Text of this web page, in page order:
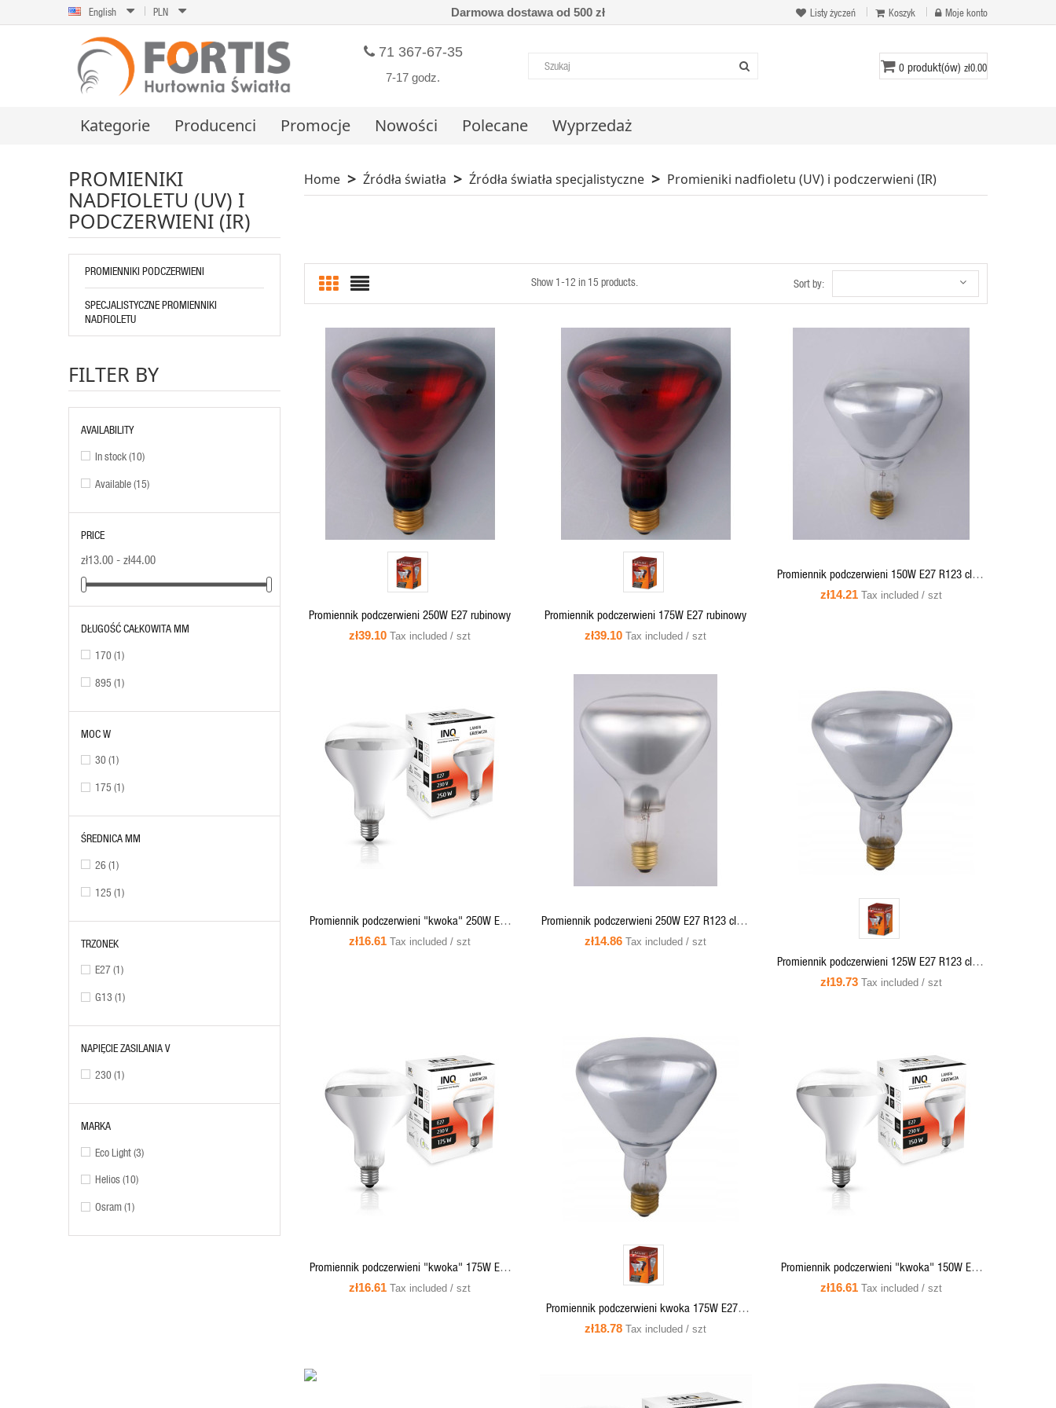
English PLN Darmowa dostawa od 500 zł Listy życzeń Koszyk Moje konto
71 367-67-35
7-17 godz.
0 produkt(ów) zł0.00
Kategorie Producenci Promocje Nowości Polecane Wyprzedaż
PROMIENIKI
NADFIOLETU (UV) I
PODCZERWIENI (IR)
PROMIENNIKI PODCZERWIENI
SPECJALISTYCZNE PROMIENNIKI
NADFIOLETU
FILTER BY
AVAILABILITY
In stock(10)
Available(15)
PRICE
zł13.00 - zł44.00
DŁUGOŚĆ CAŁKOWITA MM
170(1)
895 (1)
MOC W
30(1)
175 (1)
ŚREDNICA MM
26(1)
125 (1)
TRZONEK
E27(1)
G13 (1)
NAPIĘCIE ZASILANIA V
230(1)
MARKA
Eco Light(3)
Helios(10)
Osram(1)
Home Źródła światła Źródła światła specjalistyczne Promieniki nadfioletu (UV) i podczerwieni (IR)
Show 1-12 in 15 products. Sort by:
QUICK VIEW
Promiennik podczerwieni 250W E27 rubinowy
zł39.10 Tax included / szt
QUICK VIEW
Promiennik podczerwieni 175W E27 rubinowy
zł39.10 Tax included / szt
QUICK VIEW
Promiennik podczerwieni 150W E27 R123 clear
IR1 - PRO-1862 Helios
zł14.21 Tax included / szt
QUICK VIEW
Promiennik podczerwieni "kwoka" 250W E27
R125 clear - PR04 INQ
zł16.61 Tax included / szt
QUICK VIEW
Promiennik podczerwieni 250W E27 R123 clear
IR1 - PRO-1384 Helios
zł14.86 Tax included / szt
QUICK VIEW
Promiennik podczerwieni 125W E27 R123 clear
IR1 - PRO-2007 Helios
zł19.73 Tax included / szt
QUICK VIEW
Promiennik podczerwieni "kwoka" 175W E27
R125 clear - PR03 INQ
zł16.61 Tax included / szt
QUICK VIEW
Promiennik podczerwieni kwoka 175W E27 -
PRO-1988 Helios
zł18.78 Tax included / szt
QUICK VIEW
Promiennik podczerwieni "kwoka" 150W E27
R125 clear - PR02 INQ
zł16.61 Tax included / szt